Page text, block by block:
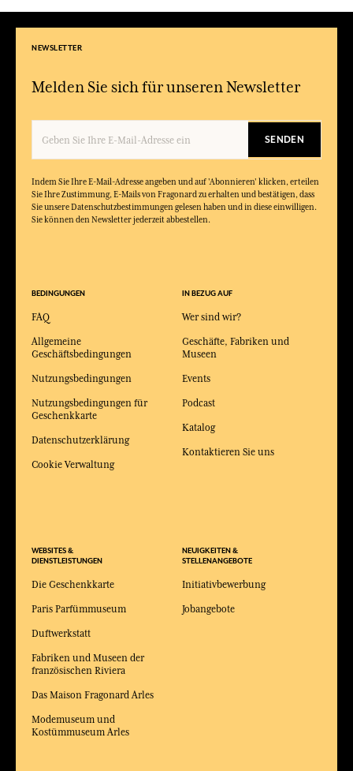
NEWSLETTER
Melden Sie sich für unseren Newsletter
SENDEN
Indem Sie Ihre E-Mail-Adresse angeben und auf 'Abonnieren' klicken, erteilen
Sie Ihre Zustimmung, E-Mails von Fragonard zu erhalten und bestätigen, dass
Sie unsere Datenschutzbestimmungen gelesen haben und in diese einwilligen.
Sie können den Newsletter jederzeit abbestellen.
BEDINGUNGEN
FAQ
Allgemeine
Geschäftsbedingungen
Nutzungsbedingungen
Nutzungsbedingungen für
Geschenkkarte
Datenschutzerklärung
Cookie Verwaltung
WEBSITES &
DIENSTLEISTUNGEN
Die Geschenkkarte
Paris Parfümmuseum
Duftwerkstatt
Fabriken und Museen der
französischen Riviera
Das Maison Fragonard Arles
Modemuseum und
Kostümmuseum Arles
IN BEZUG AUF
Wer sind wir?
Geschäfte, Fabriken und
Museen
Events
Podcast
Katalog
Kontaktieren Sie uns
NEUIGKEITEN &
STELLENANGEBOTE
Initiativbewerbung
Jobangebote